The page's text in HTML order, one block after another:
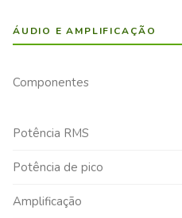
ÁUDIO E AMPLIFICAÇÃO
Componentes
Potência RMS
Potência de pico
Amplificação